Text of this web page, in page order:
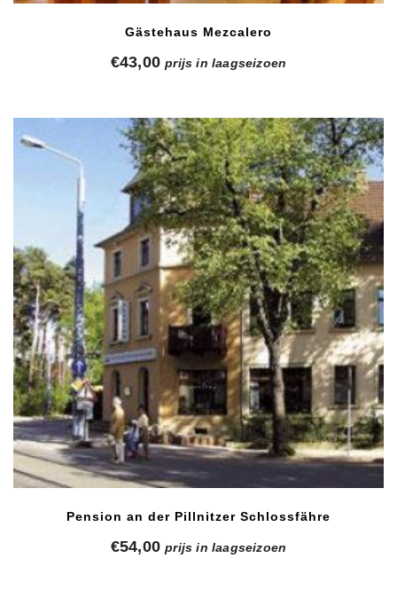
Gästehaus Mezcalero
€43,00 prijs in laagseizoen
Pension an der Pillnitzer Schlossfähre
€54,00 prijs in laagseizoen